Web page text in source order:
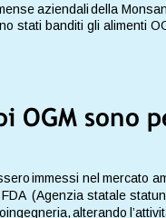
aziendali della
stati banditi gli alimenti
OGM sono
immessi nel mercato
FDA (Agenzia statale
alterando